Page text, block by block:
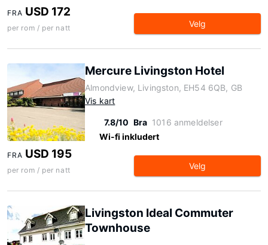
FRA USD 172
per rom / per natt Velg
Mercure Livingston Hotel
Almondview, Livingston, EH54 6QB, GB
Vis kart
7.8/10 Bra 1016 anmeldelser
Wi-fi inkludert
FRA USD 195
per rom / per natt Velg
Livingston Ideal Commuter
Townhouse